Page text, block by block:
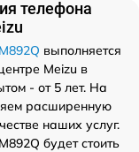
телефона
выполняется
Meizu в
- от 5 лет. На
расширенную
наших услуг.
будет стоить